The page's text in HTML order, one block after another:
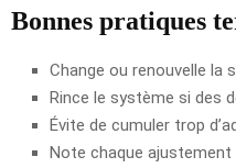
Bonnes pratiques
Change ou renouvelle la
Rince le système si des
Évite de cumuler trop
Note chaque